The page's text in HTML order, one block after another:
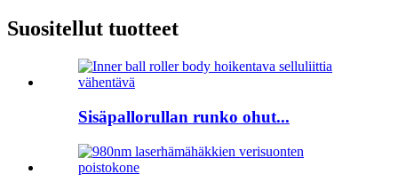
Suositellut tuotteet
Sisäpallorullan runko ohut...